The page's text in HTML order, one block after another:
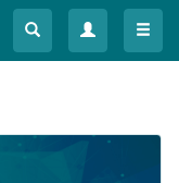
Меню
Меню